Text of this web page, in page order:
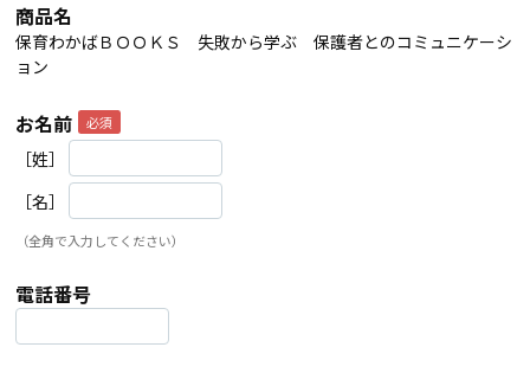
商品名
保育わかばＢＯＯＫＳ 失敗から学ぶ 保護者とのコミュニケーシ
ョン
お名前
［姓］
［名］
（全角で入力してください）
電話番号